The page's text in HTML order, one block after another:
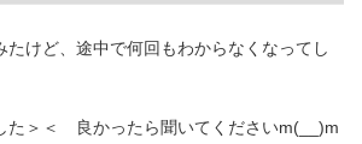
たけど、途中で何回もわからなくなってし
た＞＜ 良かったら聞いてくださいm(__)m